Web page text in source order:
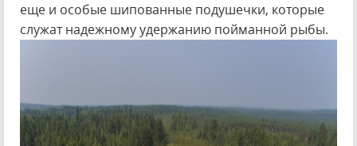
еще и особые шипованные подушечки, которые
служат надежному удержанию пойманной рыбы.